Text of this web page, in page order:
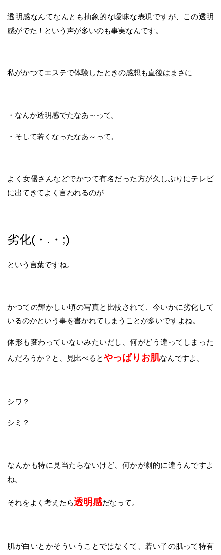
透明感なんてなんとも抽象的な曖昧な表現ですが、この透明
感がでた！という声が多いのも事実なんです。
私がかつてエステで体験したときの感想も直後はまさに
・なんか透明感でたなあ～って。
・そして若くなったなあ～って。
よく女優さんなどでかつて有名だった方が久しぶりにテレビ
に出てきてよく言われるのが
劣化(・.・;)
という言葉ですね。
かつての輝かしい頃の写真と比較されて、今いかに劣化して
いるのかという事を書かれてしまうことが多いですよね。
体形も変わっていないみたいだし、何がどう違ってしまった
んだろうか？と、見比べるとやっぱりお肌なんですよ。
シワ？
シミ？
なんかも特に見当たらないけど、何かが劇的に違うんですよ
ね。
それをよく考えたら透明感だなって。
肌が白いとかそういうことではなくて、若い子の肌って特有